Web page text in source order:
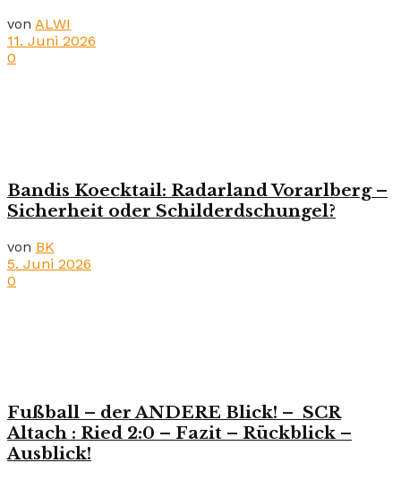
von ALWI
11. Juni 2026
0
Bandis Koecktail: Radarland Vorarlberg –
Sicherheit oder Schilderdschungel?
von BK
5. Juni 2026
0
Fußball – der ANDERE Blick! – SCR
Altach : Ried 2:0 – Fazit – Rückblick –
Ausblick!